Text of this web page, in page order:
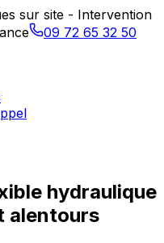
sur site - Intervention
09 72 65 32 50
hydraulique
alentours